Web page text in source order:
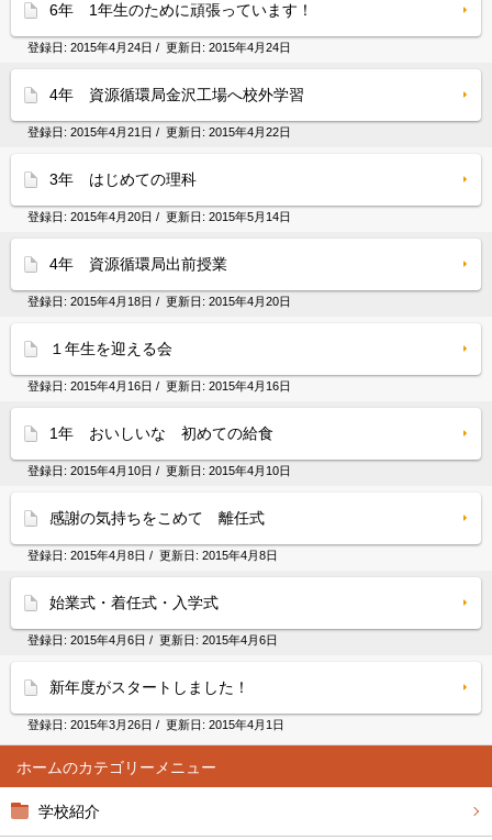
ホーム
学校紹介
6年 1年生のために頑張っています！
登録日: 2015年4月24日 / 更新日: 2015年4月24日
4年 資源循環局金沢工場へ校外学習
登録日: 2015年4月21日 / 更新日: 2015年4月22日
3年 はじめての理科
登録日: 2015年4月20日 / 更新日: 2015年5月14日
4年 資源循環局出前授業
登録日: 2015年4月18日 / 更新日: 2015年4月20日
１年生を迎える会
登録日: 2015年4月16日 / 更新日: 2015年4月16日
1年 おいしいな 初めての給食
登録日: 2015年4月10日 / 更新日: 2015年4月10日
感謝の気持ちをこめて 離任式
登録日: 2015年4月8日 / 更新日: 2015年4月8日
始業式・着任式・入学式
登録日: 2015年4月6日 / 更新日: 2015年4月6日
新年度がスタートしました！
登録日: 2015年3月26日 / 更新日: 2015年4月1日